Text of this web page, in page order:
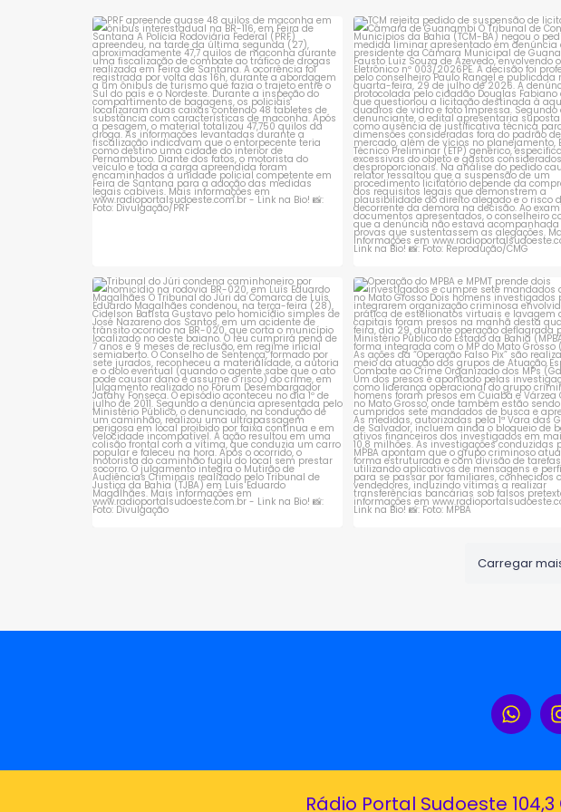
pelo Instituto Brasileiro de
PRF apreende quase 48 quilos de maconha
em ônibus...
1 0
TCM rejeita pedido de
licitação da...
1 0
Tribunal do Júri condena caminhoneiro
por...
1 0
Operação do MPBA e MPMT
investigados e...
1 0
Carregar
Rádio Portal Sudoeste